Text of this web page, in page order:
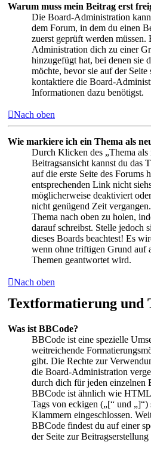
Warum muss mein Beitrag erst
Die Board-Administration kann
dem Forum, in dem du einen
zuerst geprüft werden müssen.
Administration dich zu einer
hinzugefügt hat, bei denen sie
möchte, bevor sie auf der
kontaktiere die Board-
Informationen dazu benötigst.
Nach oben
Wie markiere ich ein Thema als
Durch Klicken des „Thema
Beitragsansicht kannst du das
auf die erste Seite des Forums
entsprechenden Link nicht
möglicherweise deaktiviert
nicht genügend Zeit
Thema nach oben zu holen,
darauf schreibst. Stelle jedoch
dieses Boards beachtest! Es
wenn ohne triftigen Grund auf
Themen geantwortet wird.
Nach oben
Textformatierung und
Was ist BBCode?
BBCode ist eine spezielle
weitreichende
gibt. Die Rechte zur
die Board-Administration
durch dich für jeden einzelnen
BBCode ist ähnlich wie
Tags von eckigen („[“ und „]“)
Klammern eingeschlossen.
BBCode findest du auf einer
der Seite zur